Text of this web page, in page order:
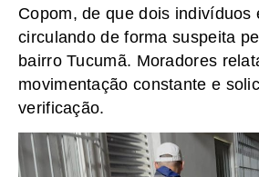
Copom, de que dois indivíduos
circulando de forma suspeita
bairro Tucumã. Moradores
movimentação constante e
verificação.